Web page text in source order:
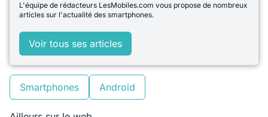
L'équipe de rédacteurs LesMobiles.com vous propose de nombreux
articles sur l'actualité des smartphones.
Voir tous ses articles
Smartphones Android